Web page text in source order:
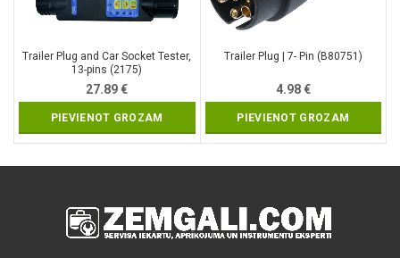
Trailer Plug and Car Socket Tester,
13-pins (2175)
27.89€
PIEVIENOT GROZAM
Trailer Plug | 7- Pin (B80751)
4.98€
PIEVIENOT GROZAM